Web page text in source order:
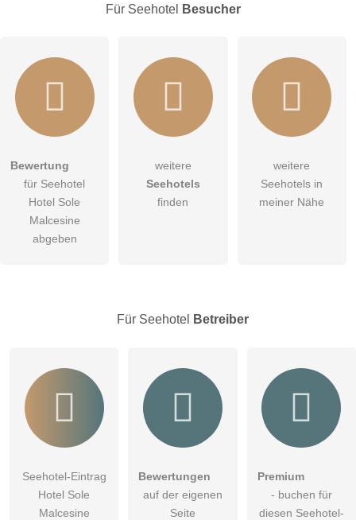
E-Mail-Adresse (wird nicht veröffentlicht)
Hiermit akzeptiere ich dieAGB
öffentliche Frage stellen
Klicken Sie hier um eineindividuelle Frage
Für Seehotel Besucher
Bewertung
für Seehotel
Hotel Sole
Malcesine
abgeben
weitere
Seehotels
finden
weitere
Seehotels in
meiner Nähe
Für Seehotel Betreiber
Seehotel-Eintrag
Hotel Sole
Malcesine
Bewertungen
auf der eigenen
Seite
Premium
- buchen für
diesen Seehotel-